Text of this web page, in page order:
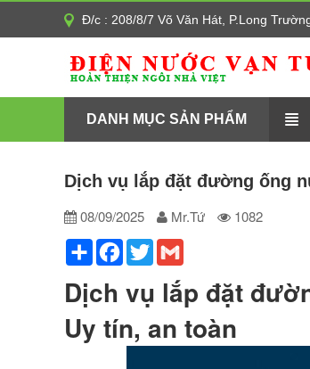
Đ/c : 208/8/7 Võ Văn Hát, P.Long
DANH MỤC SẢN PHẨM
Dịch vụ lắp đặt đường ống
08/09/2025 Mr.Tứ 1082
Share Facebook
Twitter
Dịch vụ lắp đặt
Uy tín, an toàn